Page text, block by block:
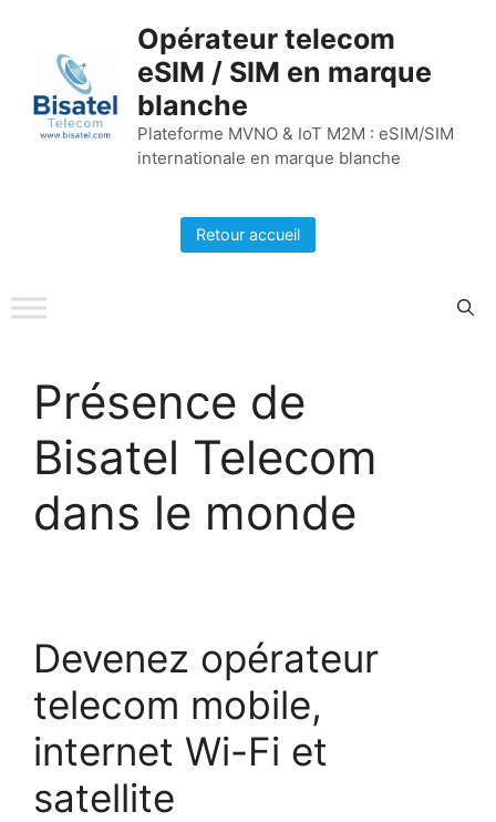
contenu
Opérateur telecom
eSIM / SIM en marque
blanche
Plateforme MVNO & IoT M2M : eSIM/SIM
internationale en marque blanche
Retour accueil
Présence de
Bisatel Telecom
dans le monde
Devenez opérateur
telecom mobile,
internet Wi-Fi et
satellite